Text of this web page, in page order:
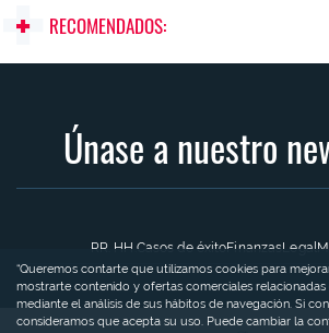
RECOMENDADOS:
Únase a nuestro
RR. HH. Casos de éxitoFinanzasLegal
“Queremos contarte que utilizamos cookies para
mostrarte contenido y ofertas comerciales relacionadas
mediante el análisis de sus hábitos de navegación. Si
consideramos que acepta su uso. Puede cambiar la